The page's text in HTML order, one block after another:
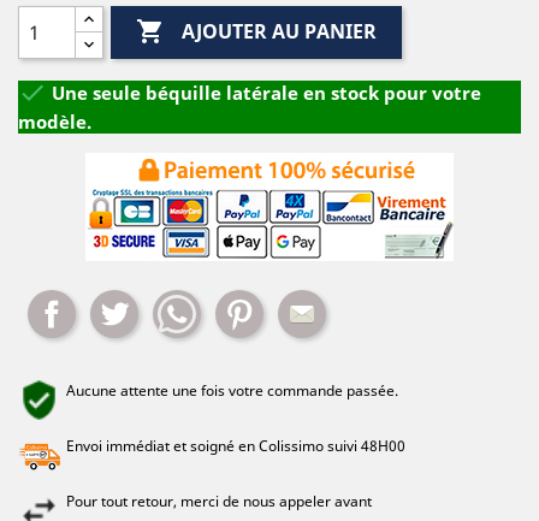
 AJOUTER AU PANIER
 Une seule béquille latérale en stock pour votre
modèle.
Partager Tweet WhatsappPinterest
Aucune attente une fois votre commande passée.
Envoi immédiat et soigné en Colissimo suivi 48H00
Pour tout retour, merci de nous appeler avant